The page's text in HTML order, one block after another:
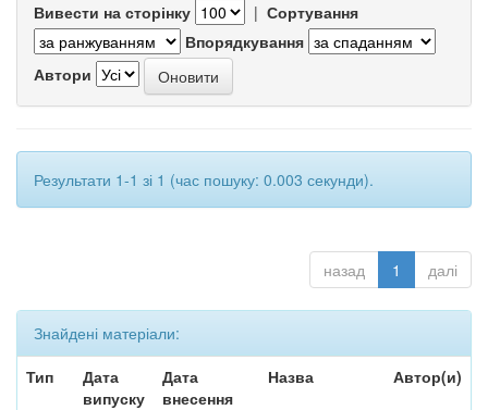
Вивести на сторінку | Сортування
Впорядкування
Автори
Результати 1-1 зі 1 (час пошуку: 0.003 секунди).
назад 1 далі
Знайдені матеріали:
Тип
Дата
випуску
Дата
внесення
Назва Автор(и)